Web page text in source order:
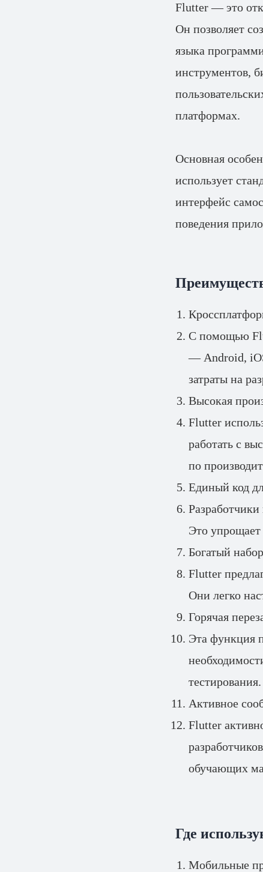
Flutter — это
Он позволяет
языка
инструментов,
платформах.
Основная
использует
интерфейс
поведения
С помощью
— Android,
затраты на
Высокая
Flutter
работать с
по
Единый код
Это
Богатый
Flutter
Они легко
Горячая
Эта функция
тестирования.
Активное
Flutter
обучающих
Где
Мобильные